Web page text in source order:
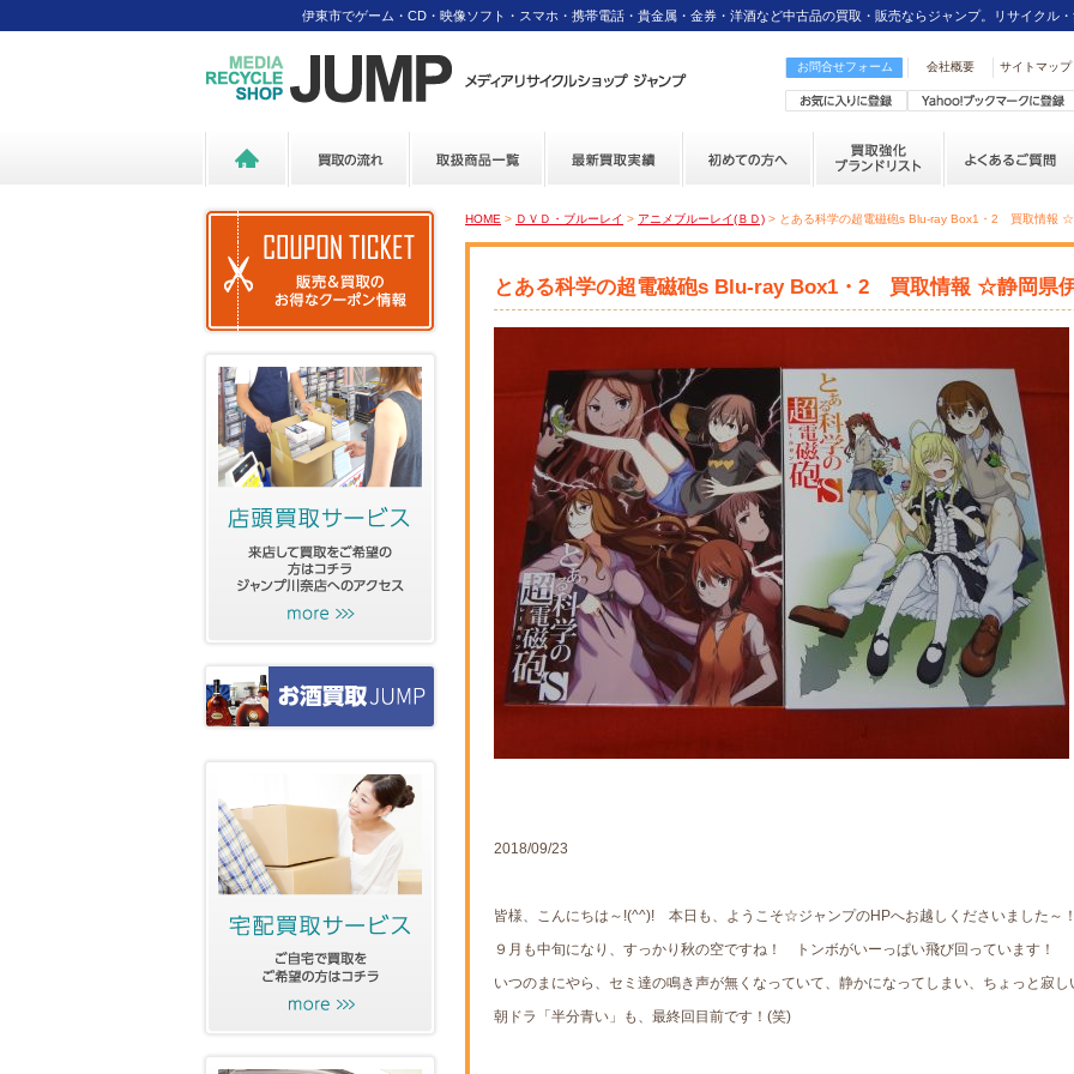
伊東市でゲーム・CD・映像ソフト・スマホ・携帯電話・貴金属・金券・洋酒など中古品の買取・販売ならジャンプ。リサイクル
お問合せフォーム 会社概要 サイトマップ
HOME > ＤＶＤ・ブルーレイ > アニメブルーレイ(ＢＤ) > とある科学の超電磁砲s Blu-ray Box1・2 買取情報
とある科学の超電磁砲s Blu-ray Box1・2 買取情報 ☆静岡県
2018/09/23
皆様、こんにちは～!(^^)! 本日も、ようこそ☆ジャンプのHPへお越しくださいました～！
９月も中旬になり、すっかり秋の空ですね！ トンボがいーっぱい飛び回っています！
いつのまにやら、セミ達の鳴き声が無くなっていて、静かになってしまい、ちょっと寂し
朝ドラ「半分青い」も、最終回目前です！(笑)